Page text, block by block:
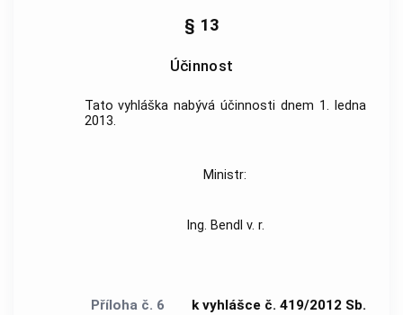
§ 13
Účinnost
Tato vyhláška nabývá účinnosti dnem 1. ledna
2013.
Ministr:
Ing. Bendl v. r.
Příloha č. 6 k vyhlášce č. 419/2012 Sb.